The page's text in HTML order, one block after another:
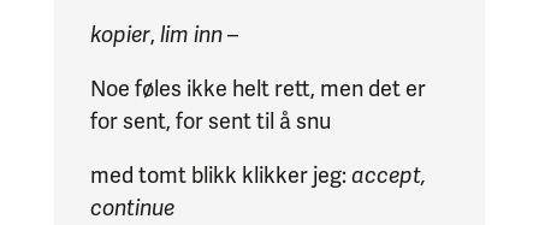
kopier, lim inn–
Noe føles ikke helt rett, men det er
for sent, for sent til å snu
med tomt blikk klikker jeg:accept,
continue